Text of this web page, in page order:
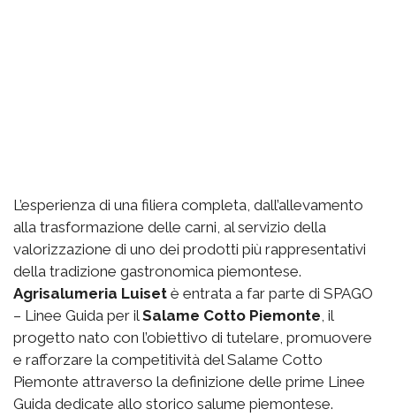
L’esperienza di una filiera completa, dall’allevamento
alla trasformazione delle carni, al servizio della
valorizzazione di uno dei prodotti più rappresentativi
della tradizione gastronomica piemontese.
Agrisalumeria Luiset è entrata a far parte di SPAGO
– Linee Guida per il Salame Cotto Piemonte , il
progetto nato con l’obiettivo di tutelare, promuovere
e rafforzare la competitività del Salame Cotto
Piemonte attraverso la definizione delle prime Linee
Guida dedicate allo storico salume piemontese.